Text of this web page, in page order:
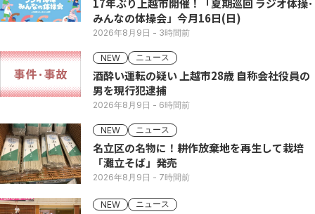
17年ぶり上越市開催！「夏期巡回 ラジオ体操･
みんなの体操会」今月16日(日)
2026年8月9日 - 3時間前
NEW ニュース
酒酔い運転の疑い 上越市28歳 自称会社役員の
男を現行犯逮捕
2026年8月9日 - 6時間前
NEW ニュース
名立区の名物に！耕作放棄地を再生して栽培
「灘立そば」発売
2026年8月9日 - 7時間前
NEW ニュース